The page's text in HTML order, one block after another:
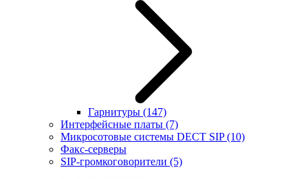
Гарнитуры (147)
Интерфейсные платы (7)
Микросотовые системы DECT SIP(10)
Факс-серверы
SIP-громкоговорители (5)